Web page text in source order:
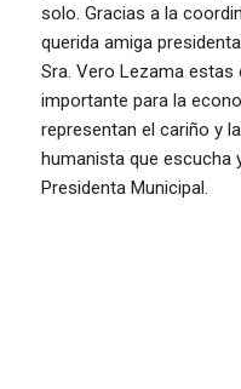
solo. Gracias a la
querida amiga
Sra. Vero Lezama
importante para la
representan el cariño y
humanista que escucha
Presidenta Municipal.